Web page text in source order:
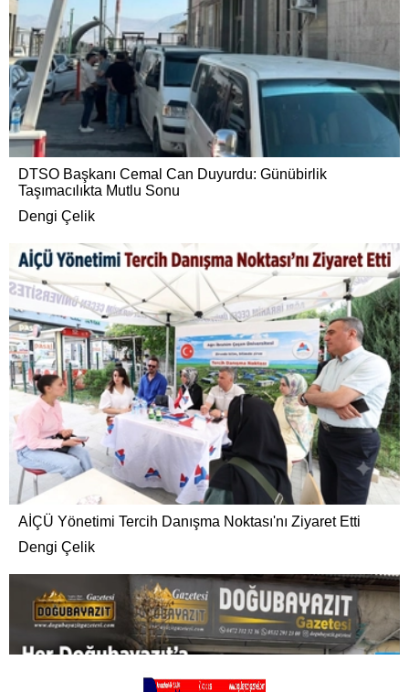
DTSO Başkanı Cemal Can Duyurdu: Günübirlik
Taşımacılıkta Mutlu Sonu
Dengi Çelik
AİÇÜ Yönetimi Tercih Danışma Noktası'nı Ziyaret Etti
Dengi Çelik